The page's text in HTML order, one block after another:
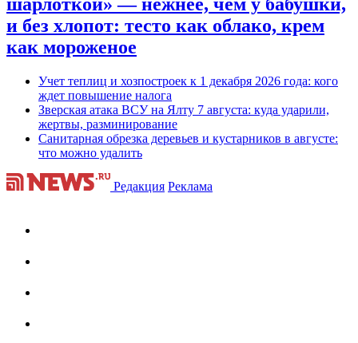
и без хлопот: тесто как облако, крем
как мороженое
Учет теплиц и хозпостроек к 1 декабря 2026 года: кого
ждет повышение налога
Зверская атака ВСУ на Ялту 7 августа: куда ударили,
жертвы, разминирование
Санитарная обрезка деревьев и кустарников в августе:
что можно удалить
Редакция Реклама